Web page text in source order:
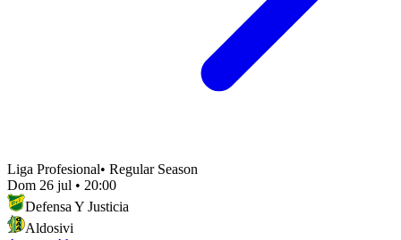
Liga Profesional• Regular Season
Dom 26 jul • 20:00
Defensa Y Justicia
Aldosivi